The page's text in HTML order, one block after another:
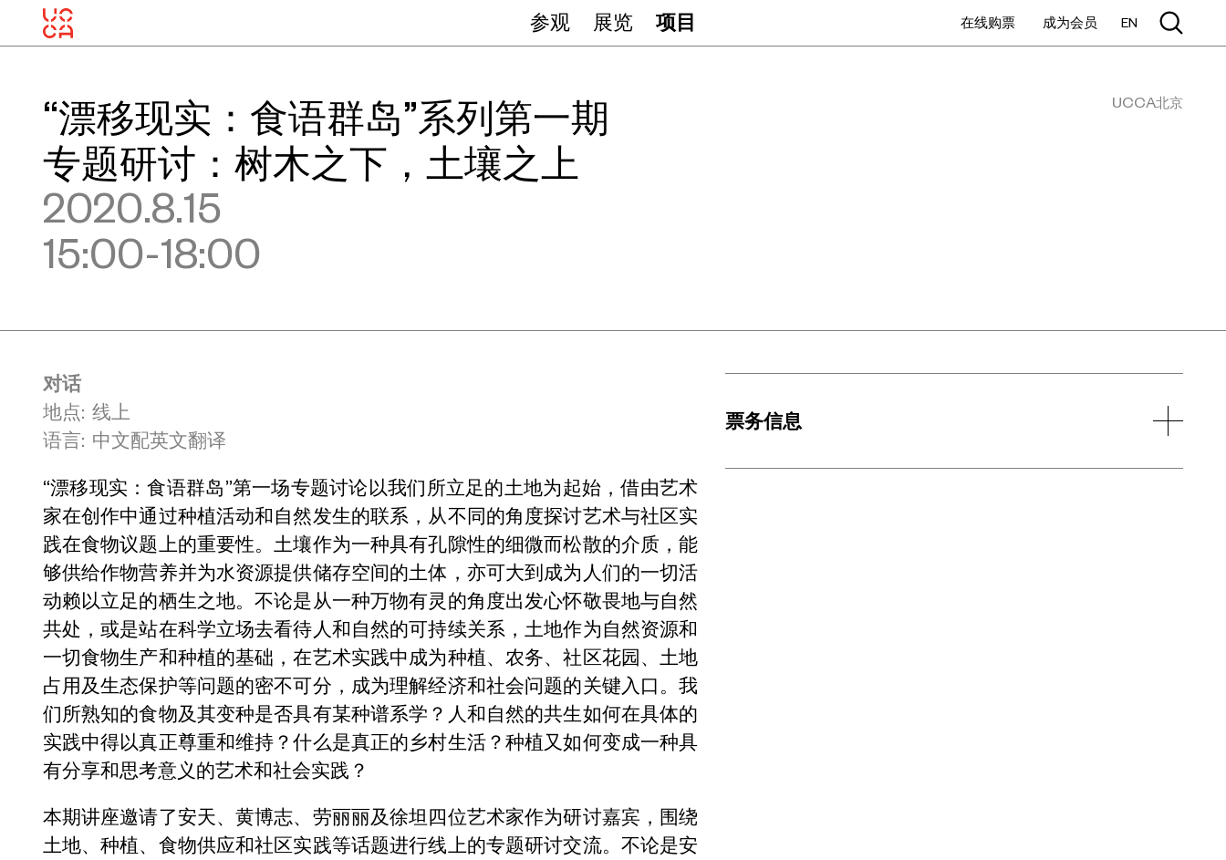
参观 展览 项目 在线购票 成为会员 EN
UCCA北京
“漂移现实：食语群岛”系列第一期
专题研讨：树木之下，土壤之上
2020.8.15
15:00-18:00
对话
地点: 线上
语言: 中文配英文翻译
“漂移现实：食语群岛”第一场专题讨论以我们所立足的土地为起始，借由艺术
家在创作中通过种植活动和自然发生的联系，从不同的角度探讨艺术与社区实
践在食物议题上的重要性。土壤作为一种具有孔隙性的细微而松散的介质，能
够供给作物营养并为水资源提供储存空间的土体，亦可大到成为人们的一切活
动赖以立足的栖生之地。不论是从一种万物有灵的角度出发心怀敬畏地与自然
共处，或是站在科学立场去看待人和自然的可持续关系，土地作为自然资源和
一切食物生产和种植的基础，在艺术实践中成为种植、农务、社区花园、土地
占用及生态保护等问题的密不可分，成为理解经济和社会问题的关键入口。我
们所熟知的食物及其变种是否具有某种谱系学？人和自然的共生如何在具体的
实践中得以真正尊重和维持？什么是真正的乡村生活？种植又如何变成一种具
有分享和思考意义的艺术和社会实践？
本期讲座邀请了安天、黄博志、劳丽丽及徐坦四位艺术家作为研讨嘉宾，围绕
土地、种植、食物供应和社区实践等话题进行线上的专题研讨交流。不论是安
票务信息